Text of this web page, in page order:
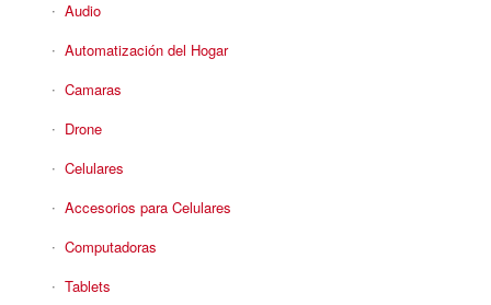
Audio
Automatización del Hogar
Camaras
Drone
Celulares
Accesorios para Celulares
Computadoras
Tablets